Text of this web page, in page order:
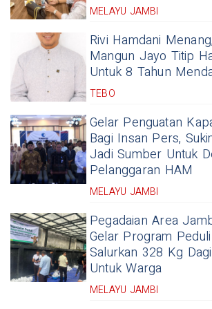
MELAYU JAMBI
Rivi Hamdani
Mangun Jayo Titip
Untuk 8 Tahun
TEBO
Gelar Penguatan
Bagi Insan Pers,
Jadi Sumber Untuk
Pelanggaran HAM
MELAYU JAMBI
Pegadaian Area
Gelar Program
Salurkan 328 Kg
Untuk Warga
MELAYU JAMBI